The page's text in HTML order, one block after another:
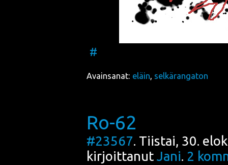
#
Avainsanat: eläin, selkärangaton
Ro-62
#23567. Tiistai, 30.
kirjoittanut Jani. 2